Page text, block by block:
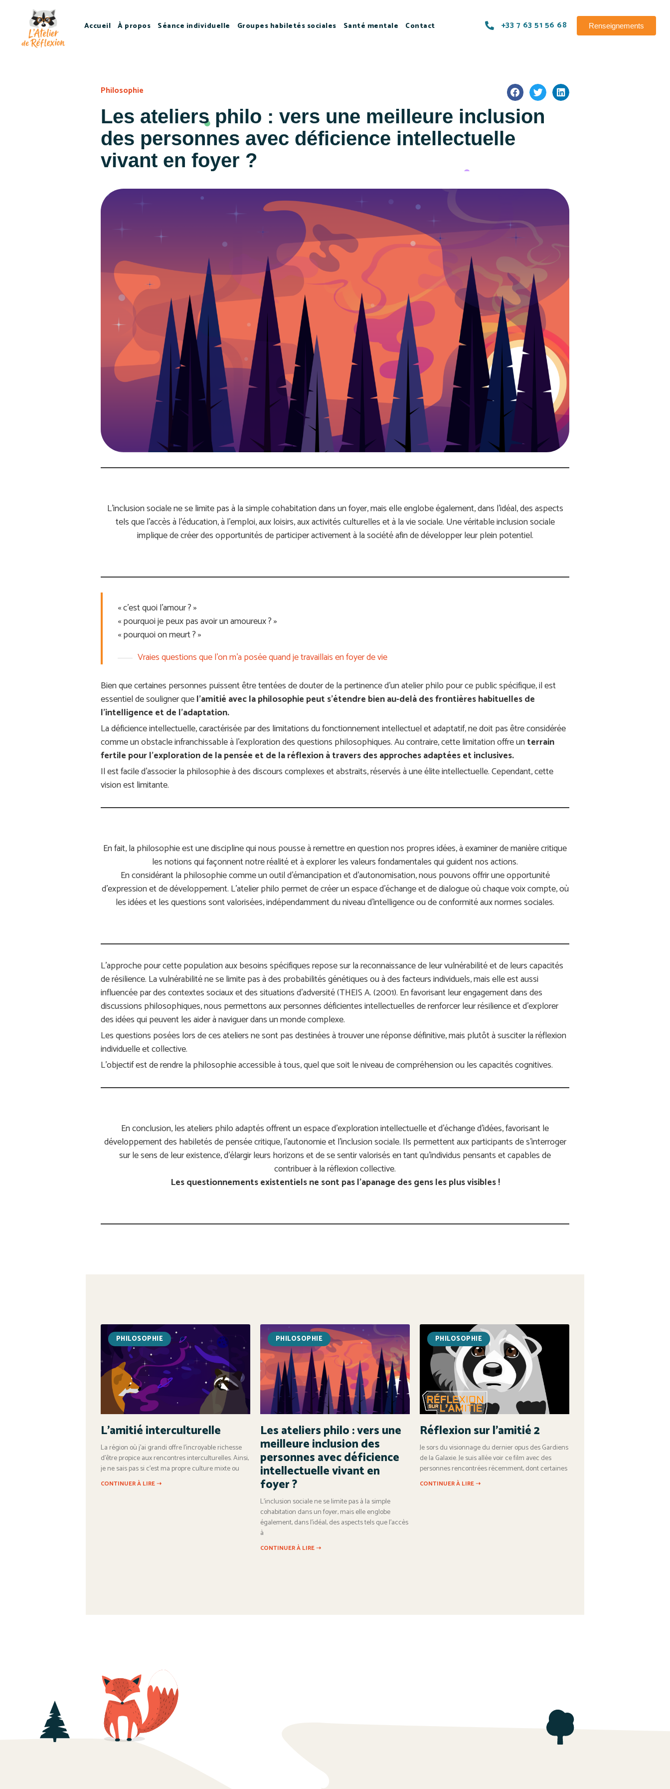
Accueil À propos Séance individuelle Groupes habiletés sociales Santé mentale Contact +33 7 63 51 56 68 Renseignements
Philosophie
Les ateliers philo : vers une meilleure inclusion
des personnes avec déficience intellectuelle
vivant en foyer ?
L’inclusion sociale ne se limite pas à la simple cohabitation dans un foyer, mais elle englobe également, dans l’idéal, des aspects
tels que l’accès à l’éducation, à l’emploi, aux loisirs, aux activités culturelles et à la vie sociale. Une véritable inclusion sociale
implique de créer des opportunités de participer activement à la société afin de développer leur plein potentiel.
« c’est quoi l’amour ? »
« pourquoi je peux pas avoir un amoureux ? »
« pourquoi on meurt ? »
Vraies questions que l’on m’a posée quand je travaillais en foyer de vie
Bien que certaines personnes puissent être tentées de douter de la pertinence d’un atelier philo pour ce public spécifique, il est
essentiel de souligner quel’amitié avec la philosophie peut s’étendre bien au-delà des frontières habituelles de
l’intelligence et de l’adaptation.
La déficience intellectuelle, caractérisée par des limitations du fonctionnement intellectuel et adaptatif, ne doit pas être considérée
comme un obstacle infranchissable à l’exploration des questions philosophiques. Au contraire, cette limitation offre unterrain
fertile pour l’exploration de la pensée et de la réflexion à travers des approches adaptées et inclusives.
Il est facile d’associer la philosophie à des discours complexes et abstraits, réservés à une élite intellectuelle. Cependant, cette
vision est limitante.
En fait, la philosophie est une discipline qui nous pousse à remettre en question nos propres idées, à examiner de manière critique
les notions qui façonnent notre réalité et à explorer les valeurs fondamentales qui guident nos actions.
En considérant la philosophie comme un outil d’émancipation et d’autonomisation, nous pouvons offrir une opportunité
d’expression et de développement. L’atelier philo permet de créer un espace d’échange et de dialogue où chaque voix compte, où
les idées et les questions sont valorisées, indépendamment du niveau d’intelligence ou de conformité aux normes sociales.
L’approche pour cette population aux besoins spécifiques repose sur la reconnaissance de leur vulnérabilité et de leurs capacités
de résilience. La vulnérabilité ne se limite pas à des probabilités génétiques ou à des facteurs individuels, mais elle est aussi
influencée par des contextes sociaux et des situations d’adversité (THEIS A. (2001). En favorisant leur engagement dans des
discussions philosophiques, nous permettons aux personnes déficientes intellectuelles de renforcer leur résilience et d’explorer
des idées qui peuvent les aider à naviguer dans un monde complexe.
Les questions posées lors de ces ateliers ne sont pas destinées à trouver une réponse définitive, mais plutôt à susciter la réflexion
individuelle et collective.
L’objectif est de rendre la philosophie accessible à tous, quel que soit le niveau de compréhension ou les capacités cognitives.
En conclusion, les ateliers philo adaptés offrent un espace d’exploration intellectuelle et d’échange d’idées, favorisant le
développement des habiletés de pensée critique, l’autonomie et l’inclusion sociale. Ils permettent aux participants de s’interroger
sur le sens de leur existence, d’élargir leurs horizons et de se sentir valorisés en tant qu’individus pensants et capables de
contribuer à la réflexion collective.
Les questionnements existentiels ne sont pas l’apanage des gens les plus visibles !
PHILOSOPHIE
L’amitié interculturelle
La région où j’ai grandi offre l’incroyable richesse
d’être propice aux rencontres interculturelles. Ainsi,
je ne sais pas si c’est ma propre culture mixte ou
CONTINUER À LIRE ➝
PHILOSOPHIE
Les ateliers philo : vers une
meilleure inclusion des
personnes avec déficience
intellectuelle vivant en
foyer ?
L’inclusion sociale ne se limite pas à la simple
cohabitation dans un foyer, mais elle englobe
également, dans l’idéal, des aspects tels que l’accès
à
CONTINUER À LIRE ➝
PHILOSOPHIE
Réflexion sur l’amitié 2
Je sors du visionnage du dernier opus des Gardiens
de la Galaxie. Je suis allée voir ce film avec des
personnes rencontrées récemment, dont certaines
CONTINUER À LIRE ➝